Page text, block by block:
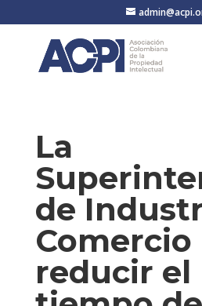
La
de
Comercio
reducir el